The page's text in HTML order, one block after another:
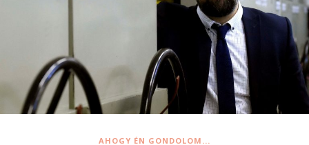
AHOGY ÉN GONDOLOM...